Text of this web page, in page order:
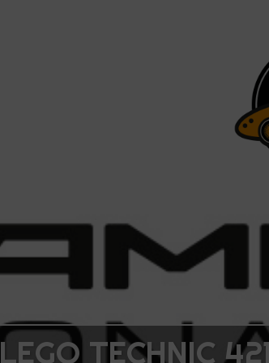
LEGO TECHNIC